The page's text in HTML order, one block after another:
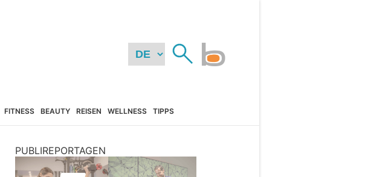
FITNESS BEAUTY REISEN WELLNESS TIPPS
PUBLIREPORTAGEN